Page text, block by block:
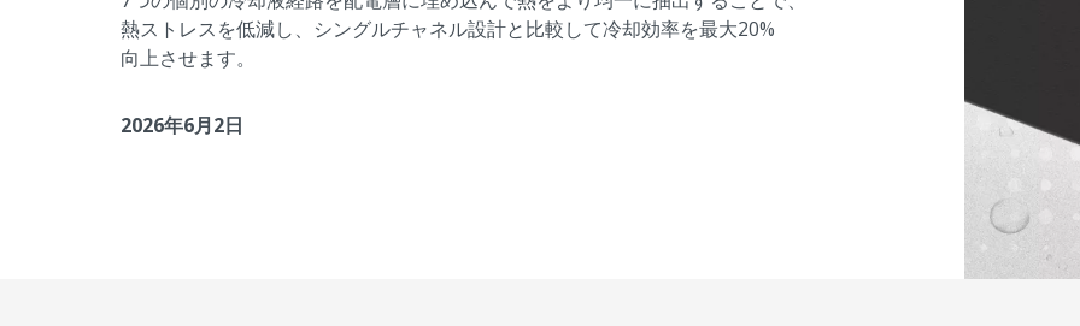
熱ストレスを低減し、シングルチャネル設計と比較して冷却効率を最大20%
向上させます。
2026年6月2日